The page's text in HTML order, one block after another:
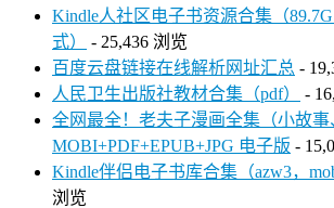
Kindle人社区电子书资源合集（
式）
- 25,436 浏览
百度云盘链接在线解析网址汇总 -
人民卫生出版社教材合集（pdf）
-
全网最全！老夫子漫画全集（小故事
MOBI+PDF+EPUB+JPG 电子版 -
Kindle伴侣电子书库合集（azw3，
浏览